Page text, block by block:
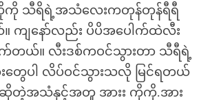
းကိုကို သီရိရဲ့အသံလေးကတုန်တုန်ရီရီ
ကျနော်လည်း ပိပိအပေါက်ထဲလီး
က်တယ်။ လီးဒစ်ကဝင်သွားတာ သီရီရဲ့
ေပါ လိပ်ဝင်သွားသလို မြင်ရတယ်
ဆိုတဲ့အသံနှင့်အတူ အားး ကိုကို.အား